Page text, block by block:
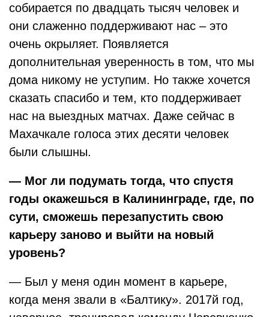
собирается по двадцать тысяч человек и
они слаженно поддерживают нас – это
очень окрыляет. Появляется
дополнительная уверенность в том, что мы
дома никому не уступим. Но также хочется
сказать спасибо и тем, кто поддерживает
нас на выездных матчах. Даже сейчас в
Махачкале голоса этих десяти человек
были слышны.
— Мог ли подумать тогда, что спустя
годы окажешься в Калининграде, где, по
сути, сможешь перезапустить свою
карьеру заново и выйти на новый
уровень?
— Был у меня один момент в карьере,
когда меня звали в «Балтику». 2017й год,